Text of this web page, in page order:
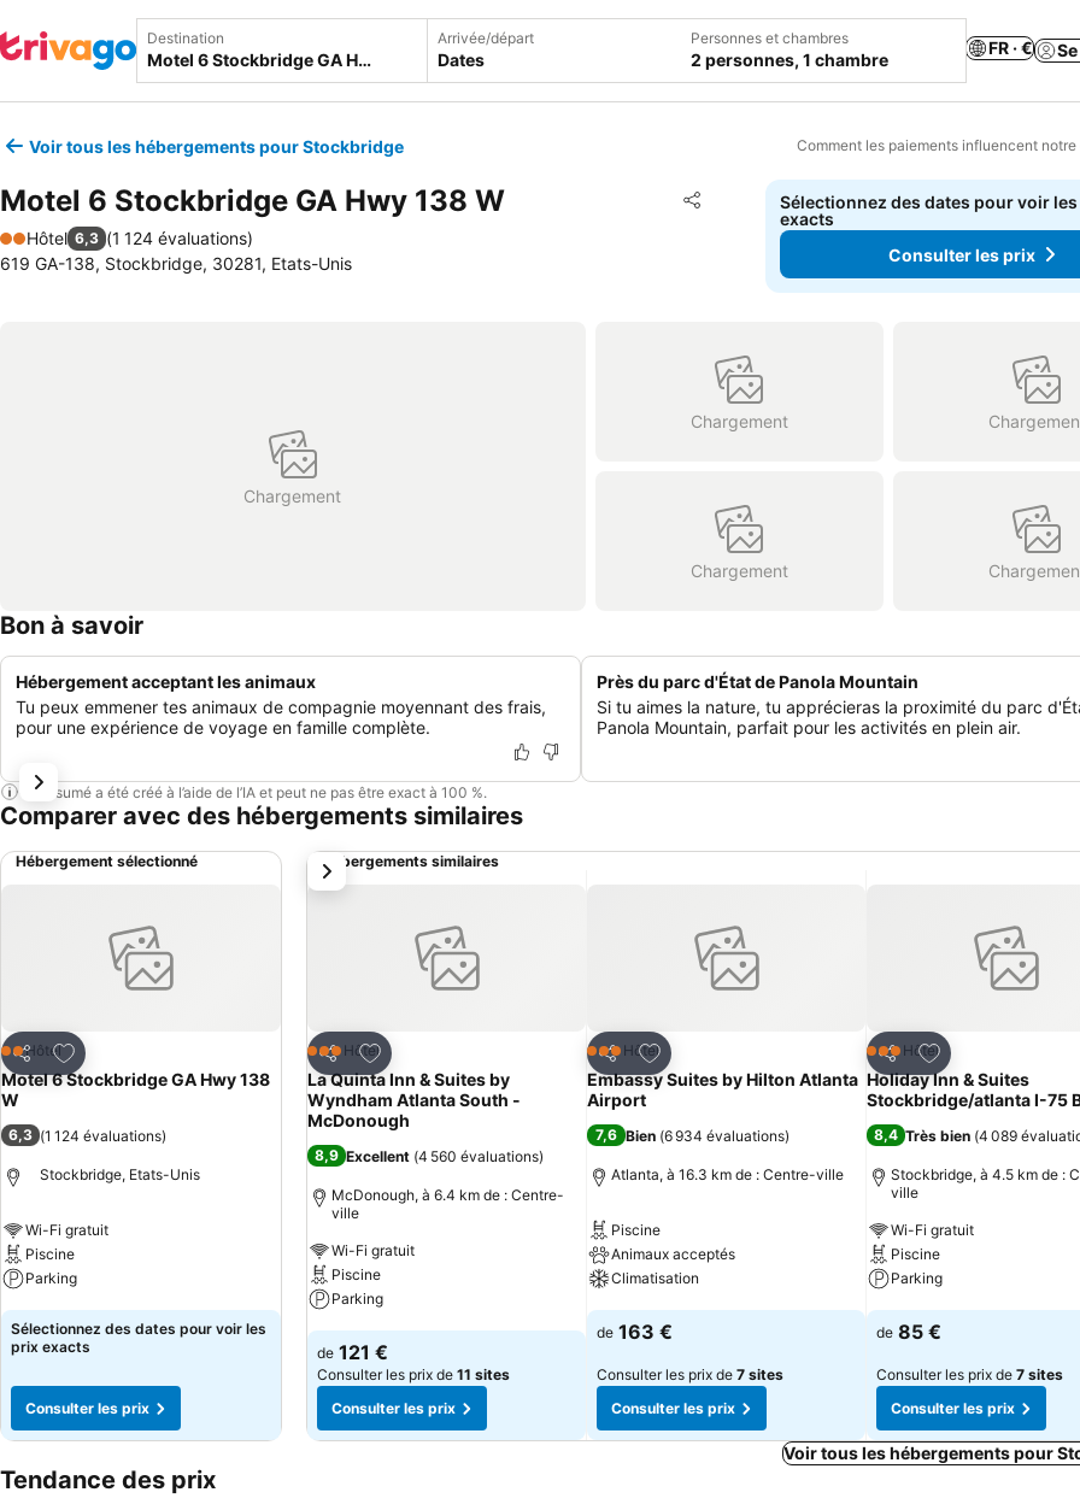
Destination Arrivée/départ
Dates
Personnes et chambres
2 personnes, 1 chambre
FR · €
Voir tous les hébergements pour Stockbridge Comment les paiements influencent
Motel 6 Stockbridge GA Hwy 138 W Partager
Ajouter à mes favoris
2 Étoiles
Hôtel 6,3 (1 124 évaluations)
619 GA-138, Stockbridge, 30281, Etats-Unis
Sélectionnez des dates pour voir
exacts
Consulter les prix
Chargement
Chargement
Chargement
Bon à savoir
Hébergement acceptant les animaux
Tu peux emmener tes animaux de compagnie moyennant des frais,
pour une expérience de voyage en famille complète.
Près du parc d'État de Panola Mountain
Si tu aimes la nature, tu apprécieras la proximité du parc
Panola Mountain, parfait pour les activités en plein air.
Ce résumé a été créé à l’aide de l’IA et peut ne pas être exact à 100 %.
Comparer avec des hébergements similaires
Hébergement sélectionné
Partager
Ajouter à mes favoris
2 Étoiles
Hôtel
Motel 6 Stockbridge GA Hwy 138
W
6,3 (1 124 évaluations)
Stockbridge, Etats-Unis
Wi-Fi gratuit
Piscine
Parking
Consulter les prix
Sélectionnez des dates pour voir les
prix exacts
Consulter les prix
Hébergements similaires
Partager
Ajouter à mes favoris
3 ÉtoilesHôtel
La Quinta Inn & Suites by
Wyndham Atlanta South -
McDonough
8,9 Excellent (4 560 évaluations)
McDonough, à 6.4 km de : Centre-
ville
Wi-Fi gratuit
Piscine
Parking
Consulter les prix
de 121 €
Consulter les prix de 11 sites
Consulter les prix
Partager
Ajouter à mes favoris
3 ÉtoilesHôtel
Embassy Suites by Hilton Atlanta
Airport
7,6 Bien (6 934 évaluations)
Atlanta, à 16.3 km de : Centre-ville
Piscine
Animaux acceptés
Climatisation
Consulter les prix
de 163 €
Consulter les prix de 7 sites
Consulter les prix
Partager
Ajouter à mes
3 ÉtoilesHôtel
Holiday Inn & Suites
Stockbridge/atlanta I-75
8,4 Très bien (4 089
Stockbridge, à 4.5 km de :
ville
Wi-Fi gratuit
Piscine
Parking
Consulter les prix
de 85 €
Consulter les prix de 7 sites
Consulter les prix
suivant
Voir tous les hébergements pour
Tendance des prix